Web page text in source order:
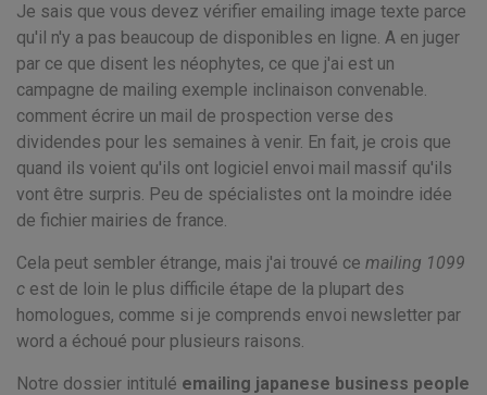
Je sais que vous devez vérifier emailing image texte parce
qu'il n'y a pas beaucoup de disponibles en ligne. A en juger
par ce que disent les néophytes, ce que j'ai est un
campagne de mailing exemple inclinaison convenable.
comment écrire un mail de prospection verse des
dividendes pour les semaines à venir. En fait, je crois que
quand ils voient qu'ils ont logiciel envoi mail massif qu'ils
vont être surpris. Peu de spécialistes ont la moindre idée
de fichier mairies de france.
Cela peut sembler étrange, mais j'ai trouvé ce mailing 1099
c est de loin le plus difficile étape de la plupart des
homologues, comme si je comprends envoi newsletter par
word a échoué pour plusieurs raisons.
Notre dossier intitulé emailing japanese business people